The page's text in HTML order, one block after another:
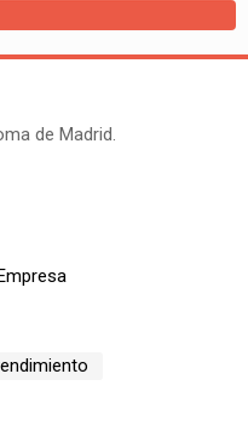
de Madrid.